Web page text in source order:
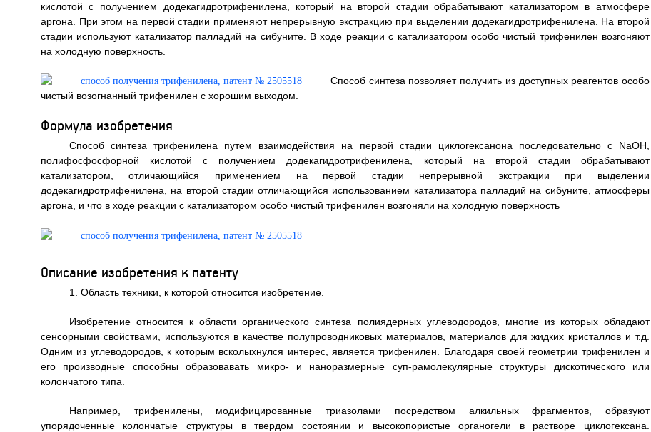
кислотой с получением додекагидротрифенилена, который на второй стадии обрабатывают катализатором в атмосфере
аргона. При этом на первой стадии применяют непрерывную экстракцию при выделении додекагидротрифенилена. На второй
стадии используют катализатор палладий на сибуните. В ходе реакции с катализатором особо чистый трифенилен возгоняют
на холодную поверхность.
Способ синтеза позволяет получить из доступных реагентов особо
чистый возогнанный трифенилен с хорошим выходом.
Формула изобретения
Способ синтеза трифенилена путем взаимодействия на первой стадии циклогексанона последовательно с NaOH,
полифосфосфорной кислотой с получением додекагидротрифенилена, который на второй стадии обрабатывают
катализатором, отличающийся применением на первой стадии непрерывной экстракции при выделении
додекагидротрифенилена, на второй стадии отличающийся использованием катализатора палладий на сибуните, атмосферы
аргона, и что в ходе реакции с катализатором особо чистый трифенилен возгоняли на холодную поверхность
Описание изобретения к патенту
1. Область техники, к которой относится изобретение.
Изобретение относится к области органического синтеза полиядерных углеводородов, многие из которых обладают
сенсорными свойствами, используются в качестве полупроводниковых материалов, материалов для жидких кристаллов и т.д.
Одним из углеводородов, к которым всколыхнулся интерес, является трифенилен. Благодаря своей геометрии трифенилен и
его производные способны образовавать микро- и наноразмерные суп-рамолекулярные структуры дискотического или
колончатого типа.
Например, трифенилены, модифицированные триазолами посредством алкильных фрагментов, образуют
упорядоченные колончатые структуры в твердом состоянии и высокопористые органогели в растворе циклогексана.